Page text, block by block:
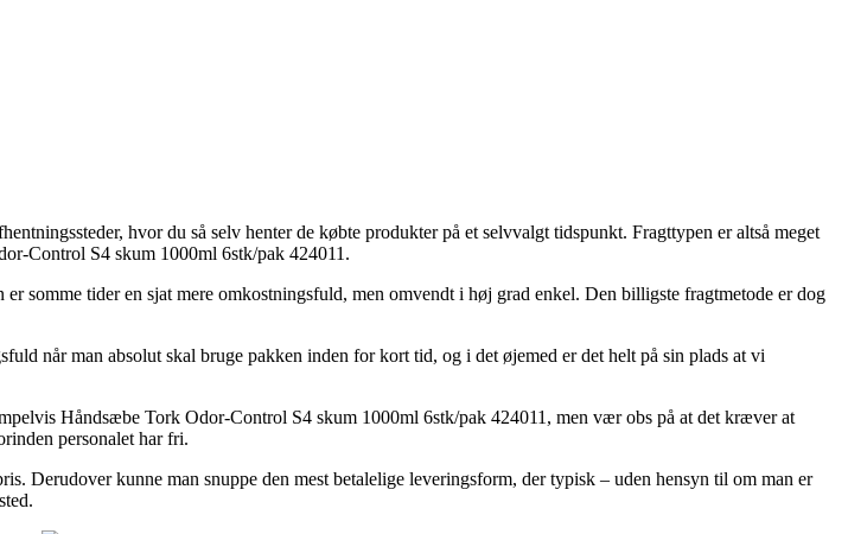
hvor du så selv henter de købte produkter på et selvvalgt tidspunkt. Fragttypen er altså meget
Control S4 skum 1000ml 6stk/pak 424011.
somme tider en sjat mere omkostningsfuld, men omvendt i høj grad enkel. Den billigste fragtmetode er dog
når man absolut skal bruge pakken inden for kort tid, og i det øjemed er det helt på sin plads at vi
Håndsæbe Tork Odor-Control S4 skum 1000ml 6stk/pak 424011, men vær obs på at det kræver at
personalet har fri.
Derudover kunne man snuppe den mest betalelige leveringsform, der typisk – uden hensyn til om man er